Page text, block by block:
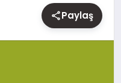
Paylaş